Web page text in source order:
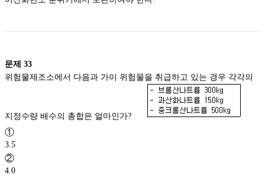
문제 33
위험물제조소에서 다음과 가이 위험물을 취급하고 있는 경우 각각의
①
3.5
②
4.0